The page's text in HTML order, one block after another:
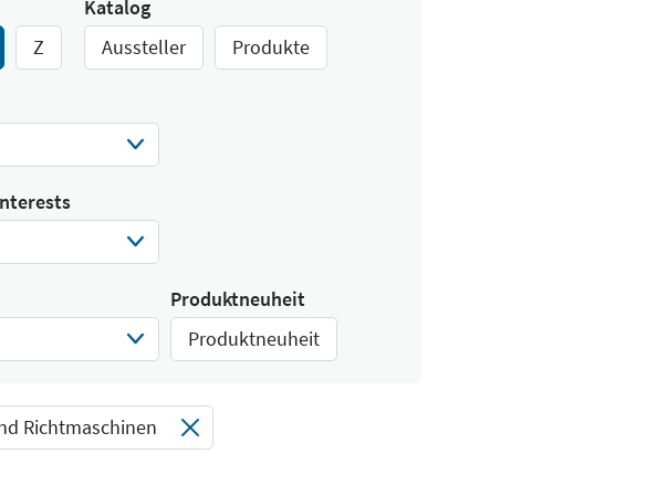
Z
Katalog
Aussteller
Produkte
Produktneuheit
Produktneuheit
Richtmaschinen